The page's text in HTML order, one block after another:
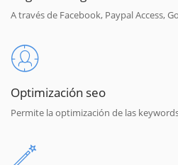
A través de Facebook, Paypal Access,
Optimización seo
Permite la optimización de las